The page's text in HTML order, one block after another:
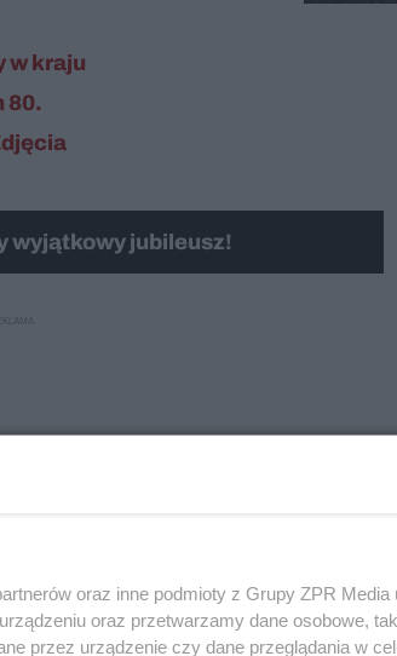
w kraju
80.
wyjątkowy jubileusz!
oraz inne podmioty z Grupy ZPR
oraz przetwarzamy dane osobowe,
przez urządzenie czy dane przeglądania w